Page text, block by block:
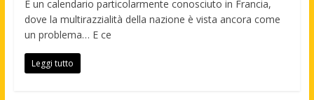
È un calendario particolarmente conosciuto in Francia,
dove la multirazzialità della nazione è vista ancora come
un problema… E ce
Leggi tutto